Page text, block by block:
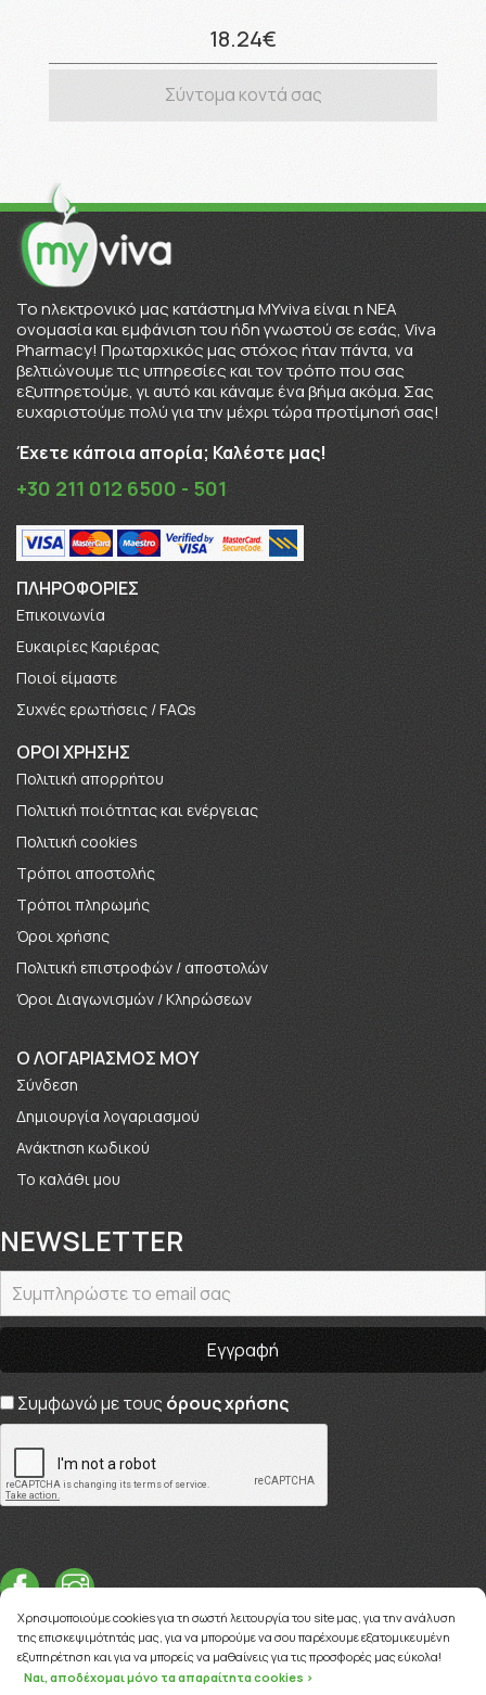
18.24€
Σύντομα κοντά σας
To ηλεκτρονικό μας κατάστημα MYviva είναι η ΝΕΑ
ονομασία και εμφάνιση του ήδη γνωστού σε εσάς, Viva
Pharmacy! Πρωταρχικός μας στόχος ήταν πάντα, να
βελτιώνουμε τις υπηρεσίες και τον τρόπο που σας
εξυπηρετούμε, γι αυτό και κάναμε ένα βήμα ακόμα. Σας
ευχαριστούμε πολύ για την μέχρι τώρα προτίμησή σας!
Έχετε κάποια απορία; Καλέστε μας!
+30 211 012 6500 - 501
ΠΛΗΡΟΦΟΡΊΕΣ
Επικοινωνία
Ευκαιρίες Καριέρας
Πoιοί είμαστε
Συχνές ερωτήσεις / FAQs
ΟΡΟΙ ΧΡΗΣΗΣ
Πολιτική απορρήτου
Πολιτική ποιότητας και ενέργειας
Πολιτική cookies
Τρόποι αποστολής
Τρόποι πληρωμής
Όροι χρήσης
Πολιτική επιστροφών / αποστολών
Όροι Διαγωνισμών / Κληρώσεων
O ΛΟΓΑΡΙΑΣΜΟΣ ΜΟΥ
Σύνδεση
Δημιουργία λογαριασμού
Ανάκτηση κωδικού
Το καλάθι μου
NEWSLETTER
Συμφωνώ με τους όρους χρήσης
Χρησιμοποιούμε cookies για τη σωστή λειτουργία του site μας, για την ανάλυση
της επισκεψιμότητάς μας, για να μπορούμε να σου παρέχουμε εξατομικευμένη
εξυπηρέτηση και για να μπορείς να μαθαίνεις για τις προσφορές μας εύκολα!
Ναι, αποδέχομαι μόνο τα απαραίτητα cookies >